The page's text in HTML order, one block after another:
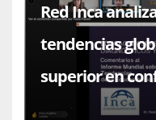
Red Inca
tendencias
superior en
el Dr. Paulo